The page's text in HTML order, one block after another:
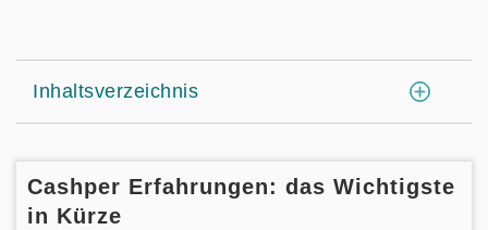
Inhaltsverzeichnis
Cashper Erfahrungen: das Wichtigste
in Kürze